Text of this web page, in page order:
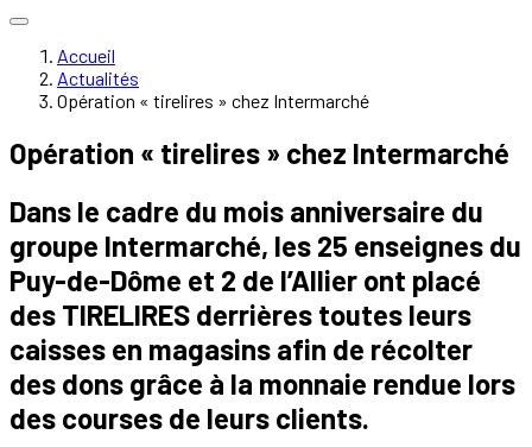
Accueil
Actualités
Opération « tirelires » chez Intermarché
Opération « tirelires » chez Intermarché
Dans le cadre du mois anniversaire du
groupe Intermarché, les 25 enseignes du
Puy-de-Dôme et 2 de l’Allier ont placé
des TIRELIRES derrières toutes leurs
caisses en magasins afin de récolter
des dons grâce à la monnaie rendue lors
des courses de leurs clients.